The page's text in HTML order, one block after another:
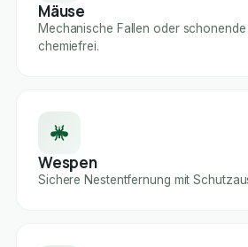
Mäuse
Mechanische Fallen oder
chemiefrei.
Wespen
Sichere Nestentfernung mit